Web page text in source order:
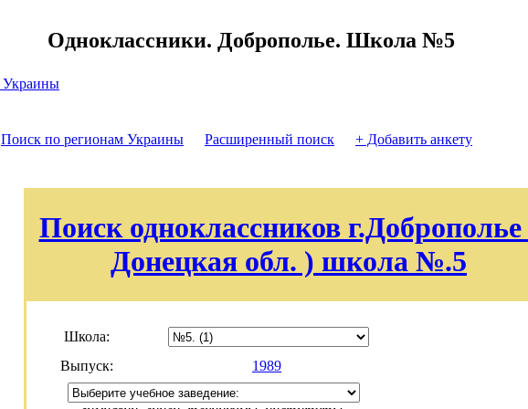
Одноклассники. Доброполье. Школа №5
Поиск по регионам Украины Расширенный поиск + Добавить анкету
Поиск одноклассников г.Доброполье
Донецкая обл. ) школа №.5
Школа:
Выпуск:
1989